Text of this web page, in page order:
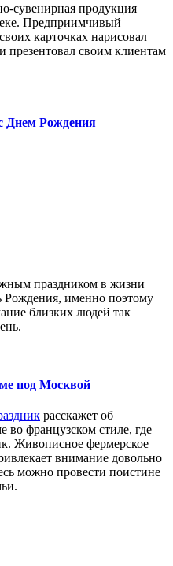
сувенирная продукция
Предприимчивый
карточках нарисовал
презентовал своим клиентам
Днем Рождения
праздником в жизни
Рождения, именно поэтому
близких людей так
под Москвой
расскажет об
во французском стиле, где
Живописное фермерское
внимание довольно
можно провести поистине